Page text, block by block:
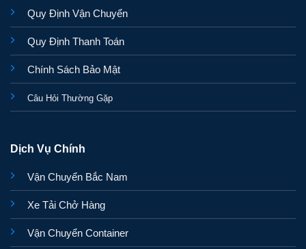
Quy Định Vận Chuyển
Quy Định Thanh Toán
Chính Sách Bảo Mật
Câu Hỏi Thường Gặp
Dịch Vụ Chính
Vận Chuyển Bắc Nam
Xe Tải Chở Hàng
Vận Chuyển Container